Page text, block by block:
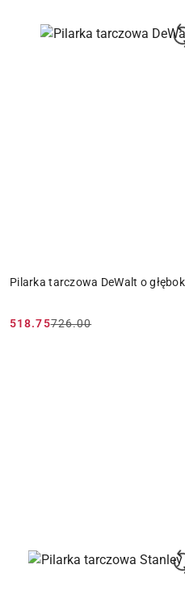
Pilarka tarczowa DeWalt o
Cena
518.75
Cena
726.00